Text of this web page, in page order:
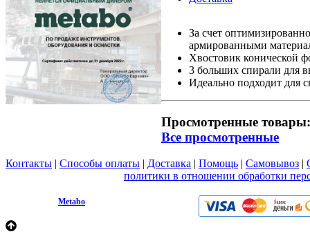
За счет
армированными
Хвостовик конической
3 больших спирали для
Идеально подходит для
Просмотренные товары:
Все просмотренные
Контакты | Способы оплаты | Доставка | Помощь | Самовывоз |
политики в отношении обработки
Metabo